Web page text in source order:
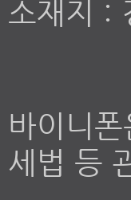
소재지 :
바이니
세법 등